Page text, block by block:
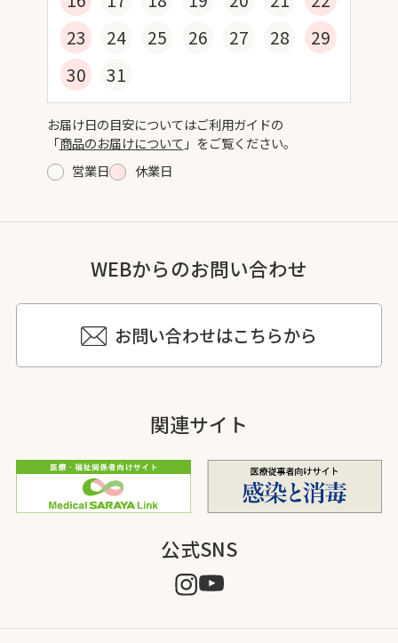
23
24 25 26 27 28
29
30
31
お届け日の目安についてはご利用ガイドの
「商品のお届けについて 」をご覧ください。
営業日
休業日
WEBからのお問い合わせ
お問い合わせはこちらから
関連サイト
公式SNS